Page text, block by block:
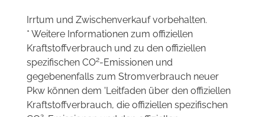
Irrtum und Zwischenverkauf vorbehalten.
* Weitere Informationen zum offiziellen
Kraftstoffverbrauch und zu den offiziellen
spezifischen CO2-Emissionen und
gegebenenfalls zum Stromverbrauch neuer
Pkw können dem 'Leitfaden über den offiziellen
Kraftstoffverbrauch, die offiziellen spezifischen